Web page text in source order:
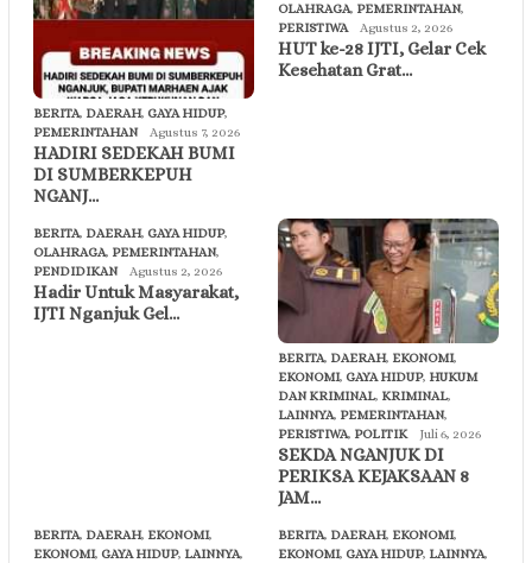
BERITA, DAERAH, GAYA HIDUP,
PEMERINTAHAN
Agustus 7, 2026
HADIRI SEDEKAH BUMI
DI SUMBERKEPUH
NGANJ…
OLAHRAGA, PEMERINTAHAN,
PERISTIWA
Agustus 2, 2026
HUT ke-28 IJTI, Gelar Cek
Kesehatan Grat…
BERITA, DAERAH, GAYA HIDUP,
OLAHRAGA, PEMERINTAHAN,
PENDIDIKAN
Agustus 2, 2026
Hadir Untuk Masyarakat,
IJTI Nganjuk Gel…
BERITA, DAERAH, EKONOMI,
EKONOMI, GAYA HIDUP, HUKUM
DAN KRIMINAL, KRIMINAL,
LAINNYA, PEMERINTAHAN,
PERISTIWA, POLITIK Juli 6, 2026
SEKDA NGANJUK DI
PERIKSA KEJAKSAAN 8
JAM…
BERITA, DAERAH, EKONOMI,
EKONOMI, GAYA HIDUP, LAINNYA,
BERITA, DAERAH, EKONOMI,
EKONOMI, GAYA HIDUP, LAINNYA,